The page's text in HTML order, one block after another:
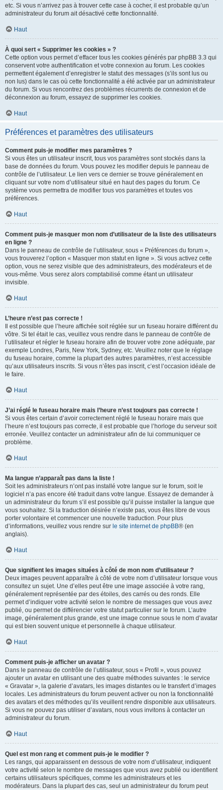
etc. Si vous n’arrivez pas à trouver cette case à cocher, il est probable qu’un
administrateur du forum ait désactivé cette fonctionnalité.
Haut
À quoi sert « Supprimer les cookies » ?
Cette option vous permet d’effacer tous les cookies générés par phpBB 3.3 qui
conservent votre authentification et votre connexion au forum. Les cookies
permettent également d’enregistrer le statut des messages (s’ils sont lus ou
non lus) dans le cas où cette fonctionnalité a été activée par un administrateur
du forum. Si vous rencontrez des problèmes récurrents de connexion et de
déconnexion au forum, essayez de supprimer les cookies.
Haut
Préférences et paramètres des utilisateurs
Comment puis-je modifier mes paramètres ?
Si vous êtes un utilisateur inscrit, tous vos paramètres sont stockés dans la
base de données du forum. Vous pouvez les modifier depuis le panneau de
contrôle de l’utilisateur. Le lien vers ce dernier se trouve généralement en
cliquant sur votre nom d’utilisateur situé en haut des pages du forum. Ce
système vous permettra de modifier tous vos paramètres et toutes vos
préférences.
Haut
Comment puis-je masquer mon nom d’utilisateur de la liste des utilisateurs
en ligne ?
Dans le panneau de contrôle de l’utilisateur, sous « Préférences du forum »,
vous trouverez l’option « Masquer mon statut en ligne ». Si vous activez cette
option, vous ne serez visible que des administrateurs, des modérateurs et de
vous-même. Vous serez alors comptabilisé comme étant un utilisateur
invisible.
Haut
L’heure n’est pas correcte !
Il est possible que l’heure affichée soit réglée sur un fuseau horaire différent du
vôtre. Si tel était le cas, veuillez vous rendre dans le panneau de contrôle de
l’utilisateur et régler le fuseau horaire afin de trouver votre zone adéquate, par
exemple Londres, Paris, New York, Sydney, etc. Veuillez noter que le réglage
du fuseau horaire, comme la plupart des autres paramètres, n’est accessible
qu’aux utilisateurs inscrits. Si vous n’êtes pas inscrit, c’est l’occasion idéale de
le faire.
Haut
J’ai réglé le fuseau horaire mais l’heure n’est toujours pas correcte !
Si vous êtes certain d’avoir correctement réglé le fuseau horaire mais que
l’heure n’est toujours pas correcte, il est probable que l’horloge du serveur soit
erronée. Veuillez contacter un administrateur afin de lui communiquer ce
problème.
Haut
Ma langue n’apparaît pas dans la liste !
Soit les administrateurs n’ont pas installé votre langue sur le forum, soit le
logiciel n’a pas encore été traduit dans votre langue. Essayez de demander à
un administrateur du forum s’il est possible qu’il puisse installer la langue que
vous souhaitez. Si la traduction désirée n’existe pas, vous êtes libre de vous
porter volontaire et commencer une nouvelle traduction. Pour plus
d’informations, veuillez vous rendre sur le site internet de phpBB® (en
anglais).
Haut
Que signifient les images situées à côté de mon nom d’utilisateur ?
Deux images peuvent apparaître à côté de votre nom d’utilisateur lorsque vous
consultez un sujet. Une d’elles peut être une image associée à votre rang,
généralement représentée par des étoiles, des carrés ou des ronds. Elle
permet d’indiquer votre activité selon le nombre de messages que vous avez
publié, ou permet de différencier votre statut particulier sur le forum. L’autre
image, généralement plus grande, est une image connue sous le nom d’avatar
qui est bien souvent unique et personnelle à chaque utilisateur.
Haut
Comment puis-je afficher un avatar ?
Dans le panneau de contrôle de l’utilisateur, sous « Profil », vous pouvez
ajouter un avatar en utilisant une des quatre méthodes suivantes : le service
« Gravatar », la galerie d’avatars, les images distantes ou le transfert d’images
locales. Les administrateurs du forum peuvent activer ou non la fonctionnalité
des avatars et des méthodes qu’ils veuillent rendre disponible aux utilisateurs.
Si vous ne pouvez pas utiliser d’avatars, nous vous invitons à contacter un
administrateur du forum.
Haut
Quel est mon rang et comment puis-je le modifier ?
Les rangs, qui apparaissent en dessous de votre nom d’utilisateur, indiquent
votre activité selon le nombre de messages que vous avez publié ou identifient
certains utilisateurs spécifiques, comme les administrateurs et les
modérateurs. Dans la plupart des cas, seul un administrateur du forum peut